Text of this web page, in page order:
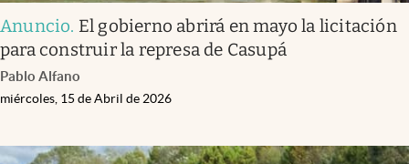
Anuncio. El gobierno abrirá en mayo la licitación
para construir la represa de Casupá
Pablo Alfano
miércoles, 15 de Abril de 2026